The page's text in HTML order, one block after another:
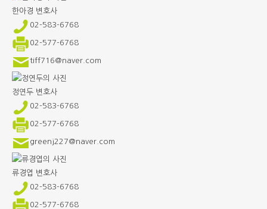
한아경 변호사
02-583-6768
02-577-6768
tiff716@naver.com
정연두 변호사
02-583-6768
02-577-6768
greenj227@naver.com
류경엽 변호사
02-583-6768
02-577-6768